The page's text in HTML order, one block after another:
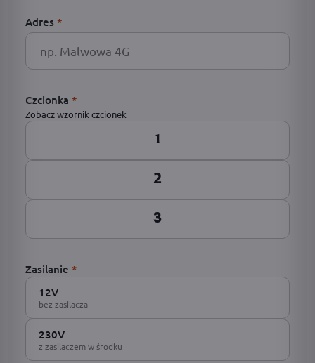
Adres *
Czcionka *
Zobacz wzornik czcionek
1
2
3
Zasilanie *
12V
bez zasilacza
230V
z zasilaczem w środku